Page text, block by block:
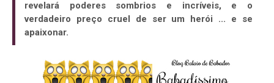
revelará poderes sombrios e incríveis, e o
verdadeiro preço cruel de ser um herói ... e se
apaixonar.